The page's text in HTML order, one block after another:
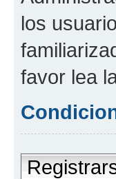
los
favor lea